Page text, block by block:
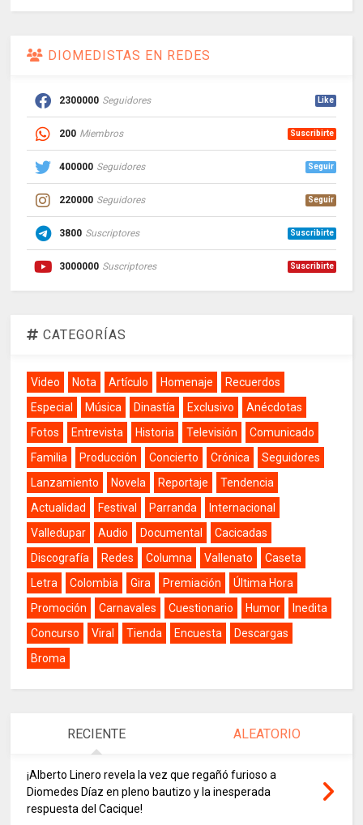
DIOMEDISTAS EN REDES
2300000 Seguidores Like
200 Miembros Suscribirte
400000 Seguidores Seguir
220000 Seguidores Seguir
3800 Suscriptores Suscribirte
3000000 Suscriptores Suscribirte
CATEGORÍAS
Video Nota Artículo Homenaje
Recuerdos
Especial
Música Dinastía Exclusivo
Anécdotas
Fotos
Entrevista Historia Televisión
Comunicado
Familia
Producción Concierto Crónica
Seguidores
Lanzamiento
Novela Reportaje
Tendencia
Actualidad
Festival Parranda
Internacional
Valledupar
Audio Documental
Cacicadas
Discografía
Redes Columna Vallenato
Caseta
Letra
Colombia Gira Premiación
Última Hora
Promoción
Carnavales Cuestionario Humor
Inedita
Concurso
Viral Tienda Encuesta
Descargas
Broma
RECIENTE ALEATORIO
¡Alberto Linero revela la vez que regañó furioso a
Diomedes Díaz en pleno bautizo y la inesperada
respuesta del Cacique!